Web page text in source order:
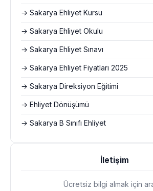
→ Sakarya Ehliyet Kursu
→ Sakarya Ehliyet Okulu
→ Sakarya Ehliyet Sınavı
→ Sakarya Ehliyet Fiyatları 2025
→ Sakarya Direksiyon Eğitimi
→ Ehliyet Dönüşümü
→ Sakarya B Sınıfı Ehliyet
İletişim
Ücretsiz bilgi almak için